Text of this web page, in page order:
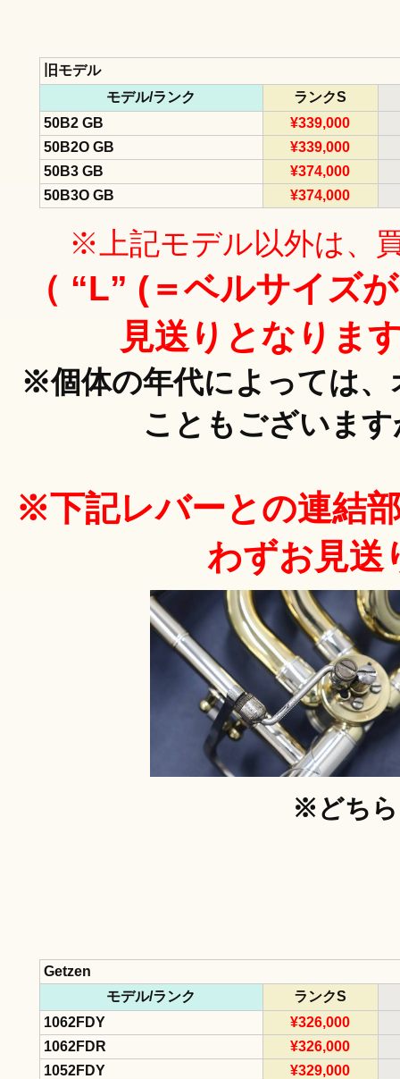
旧モデル
モデル/ランク
ランクS
50B2 GB
¥339,000
50B2O GB
¥339,000
50B3 GB
¥374,000
50B3O GB
¥374,000
※上記モデル以外は、
（ “L” (＝ベルサイズ
見送りとなりま
※個体の年代によっては
こともございま
※下記レバーとの連結
わずお見送
※どちら
Getzen
モデル/ランク
ランクS
1062FDY
¥326,000
1062FDR
¥326,000
1052FDY
¥329,000